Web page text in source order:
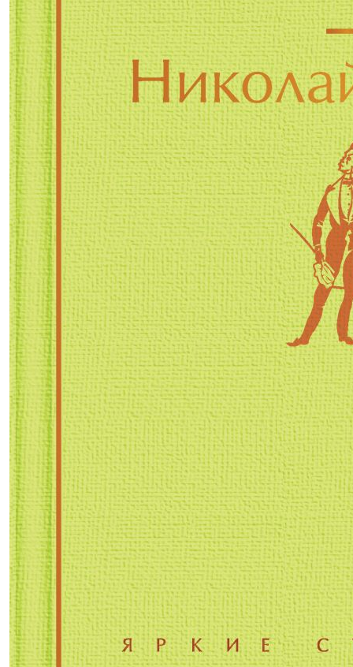
486,00р.
-40% после регистрации
Ревизор (2021 г.)
Гоголь Николай Васильевич
В корзину
В корзине